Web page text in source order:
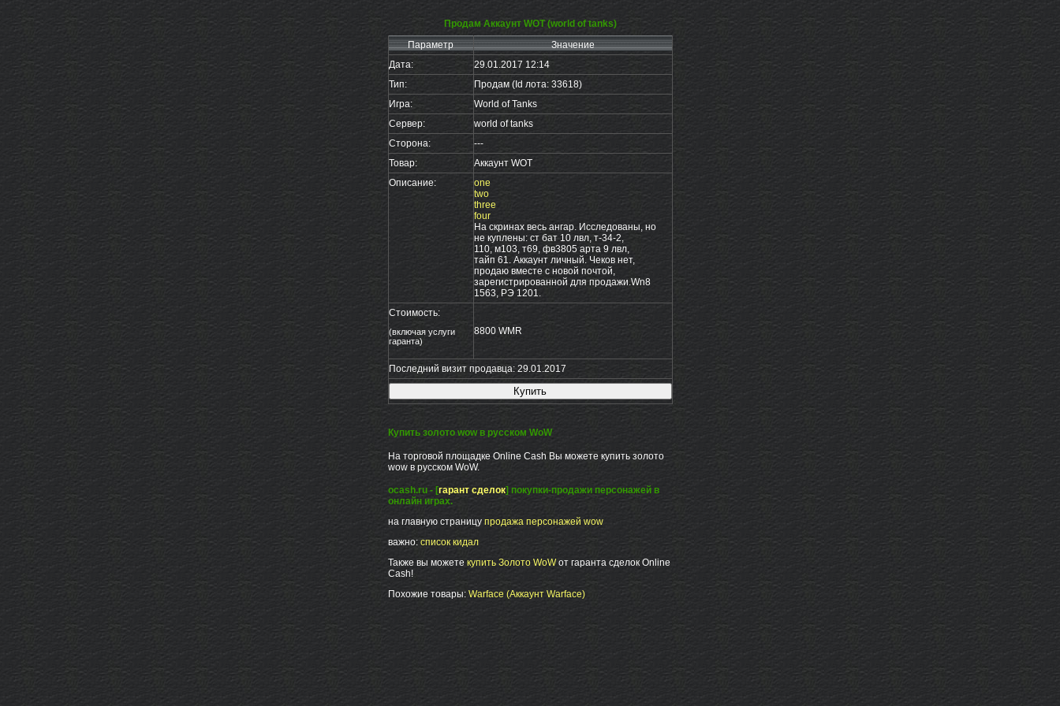
Продам Аккаунт WOT (world of tanks)
Параметр
Значение
Дата:
29.01.2017 12:14
Тип:
Продам (Id лота: 33618)
Игра:
World of Tanks
Сервер:
world of tanks
Сторона:
---
Товар:
Аккаунт WOT
Описание:
one
two
three
four
На скринах весь ангар. Исследованы, но
не куплены: ст бат 10 лвл, т-34-2,
110, м103, т69, фв3805 арта 9 лвл,
тайп 61. Аккаунт личный. Чеков нет,
продаю вместе с новой почтой,
зарегистрированной для продажи.Wn8
1563, РЭ 1201.
Стоимость:
(включая услуги
гаранта)
8800 WMR
Последний визит продавца: 29.01.2017
Купить золото wow в русском WoW
На торговой площадке Online Cash Вы можете купить золото
wow в русском WoW.
ocash.ru - [гарант сделок] покупки-продажи персонажей в
онлайн играх.
на главную страницу продажа персонажей wow
важно: список кидал
Также вы можете купить Золото WoWот гаранта сделок Online
Cash!
Похожие товары: Warface (Аккаунт Warface)